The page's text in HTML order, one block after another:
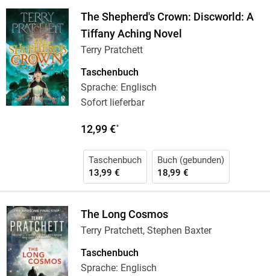
The Shepherd's Crown: Discworld: A
Tiffany Aching Novel
Terry Pratchett
Taschenbuch
Sprache: Englisch
Sofort lieferbar
12,99 €*
Taschenbuch
13,99 €
Buch (gebunden)
18,99 €
The Long Cosmos
Terry Pratchett, Stephen Baxter
Taschenbuch
Sprache: Englisch